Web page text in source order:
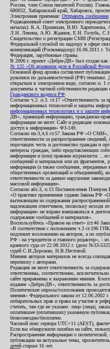
России, член Союза писателей России).
680032, Хабаровский край, Хабаровск,
Электронная приемная: Отправить сообщение
Редакционный совет электронного
началах): К.А. Пронякин, И.Ю.
Л.Н. Левина, А.Ю. Жданов, Е.Н. Голубь,
Свидетельство о регистрации СМИ
Федеральной службой по надзору в сфере
коммуникаций (Роскомнадзор) 16.06.2011 г.
Федерация, зарубежные страны.
В 2006 г. проект «Дебри-ДВ» был создан как
№ 125 «Об архивном деле в Российской
Основной фонд архива составляют
рукописи по дальневосточной (РФ)
открытым в электронном виде, согласно п. 1
документы к частной собственности
Гражданского кодекса РФ
Согласно ч.2. п.3. ст.17 «Ответственность за
информационных технологий и защиты
информационных технологиях и о защите
ДВ», хранящий информацию, гражданско-
информации не несет. Сайт и редакция
доступ к информации» ФЗ-149.
Согласно пп.3,4,6 ст.57 Закона РФ «О СМИ»,
ответственности за распространение
порочащих честь и достоинство граждан и
интересы граждан, либо представляющих
информации и (или) правами журналиста:
сообщений и материалов или их фрагментов,
информации (а также сообщения, переданные
общественных организаций и объединений),
ответственности за данное нарушение
массовой информации».
Согласно абз.3, п.13 Постановления
«О практике применения судами Закона РФ
вытекающим из содержания
надлежащим ответчиком, поскольку исходя
информации» не вправе вмешиваться в
содержание сообщений и материалов».
Воспользуйтесь «Правом на ответ» (ст.46
«В соответствии с положением ч.3 ст.196
подлежит возложению на авторов, а по
РФ - на учредителя и главного редактор», -
краевого суда от 22.08.2012 г. (дело №33-
судей С.И.Дорожко, Н.В.Пестовой.
Мнения авторов материалов не всегда
переписку с авторами.
Редакция не несет ответственность за
ответственны, соответственно,
сайте приравнены к выражению мнения.
издание «Дебри-ДВ», ответственность за
Политические опросы/голосования
мнения» Федерального закона от
избирательных прав и права на участие в
считать, там где не указано: лицо (лица),
оплатившее (оплативших) указанную
безвозмездно/бесплатно.
Часовой пояс сервера UTC+11 (AEST),
Если вы обнаружили ошибки на сайте,
Распространение информации о
публикации на актуальные темы,
детей старше 16 лет.